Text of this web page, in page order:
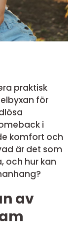
praktisk
för
i
komfort och
är det som
och hur kan
av